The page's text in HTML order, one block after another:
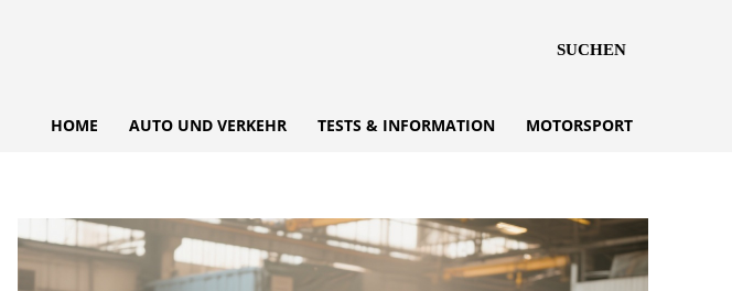
SUCHEN
HOME AUTO UND VERKEHR TESTS & INFORMATION MOTORSPORT